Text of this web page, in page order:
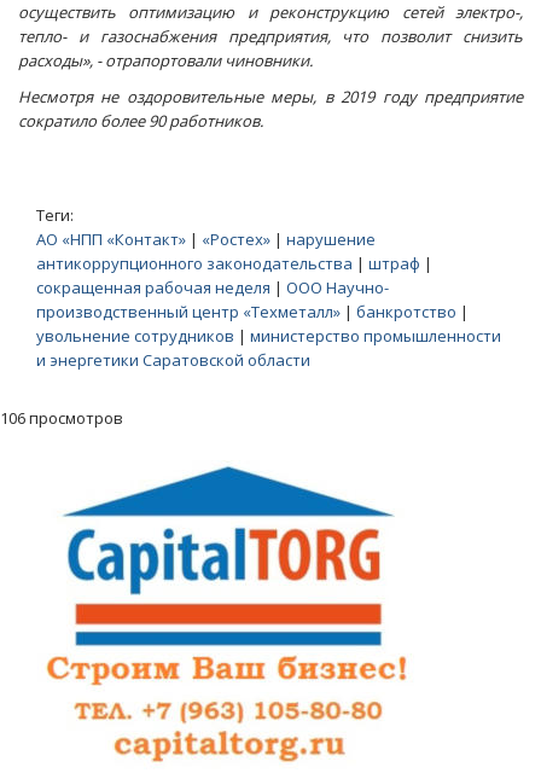
осуществить оптимизацию и реконструкцию сетей электро-,
тепло- и газоснабжения предприятия, что позволит снизить
расходы», - отрапортовали чиновники.
Несмотря не оздоровительные меры, в 2019 году предприятие
сократило более 90 работников.
Теги:
АО «НПП «Контакт» | «Ростех» | нарушение
антикоррупционного законодательства | штраф |
сокращенная рабочая неделя | ООО Научно-
производственный центр «Техметалл» | банкротство |
увольнение сотрудников | министерство промышленности
и энергетики Саратовской области
106 просмотров